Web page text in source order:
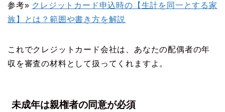
参考» クレジットカード申込時の【生計を同一とする家
族】とは？範囲や書き方を解説
これでクレジットカード会社は、あなたの配偶者の年
収を審査の材料として扱ってくれますよ。
未成年は親権者の同意が必須